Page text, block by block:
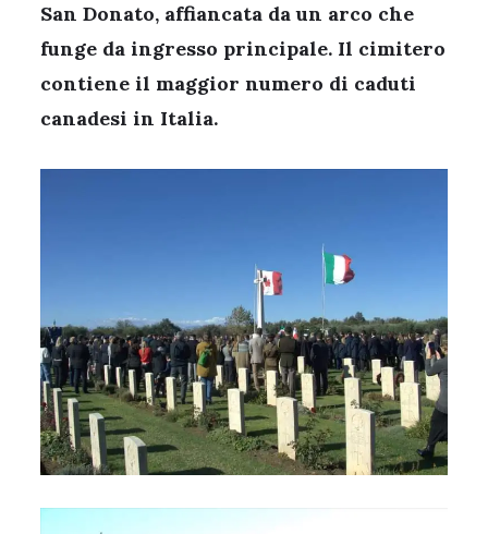
San Donato, affiancata da un arco che
funge da ingresso principale. Il cimitero
contiene il maggior numero di caduti
canadesi in Italia.